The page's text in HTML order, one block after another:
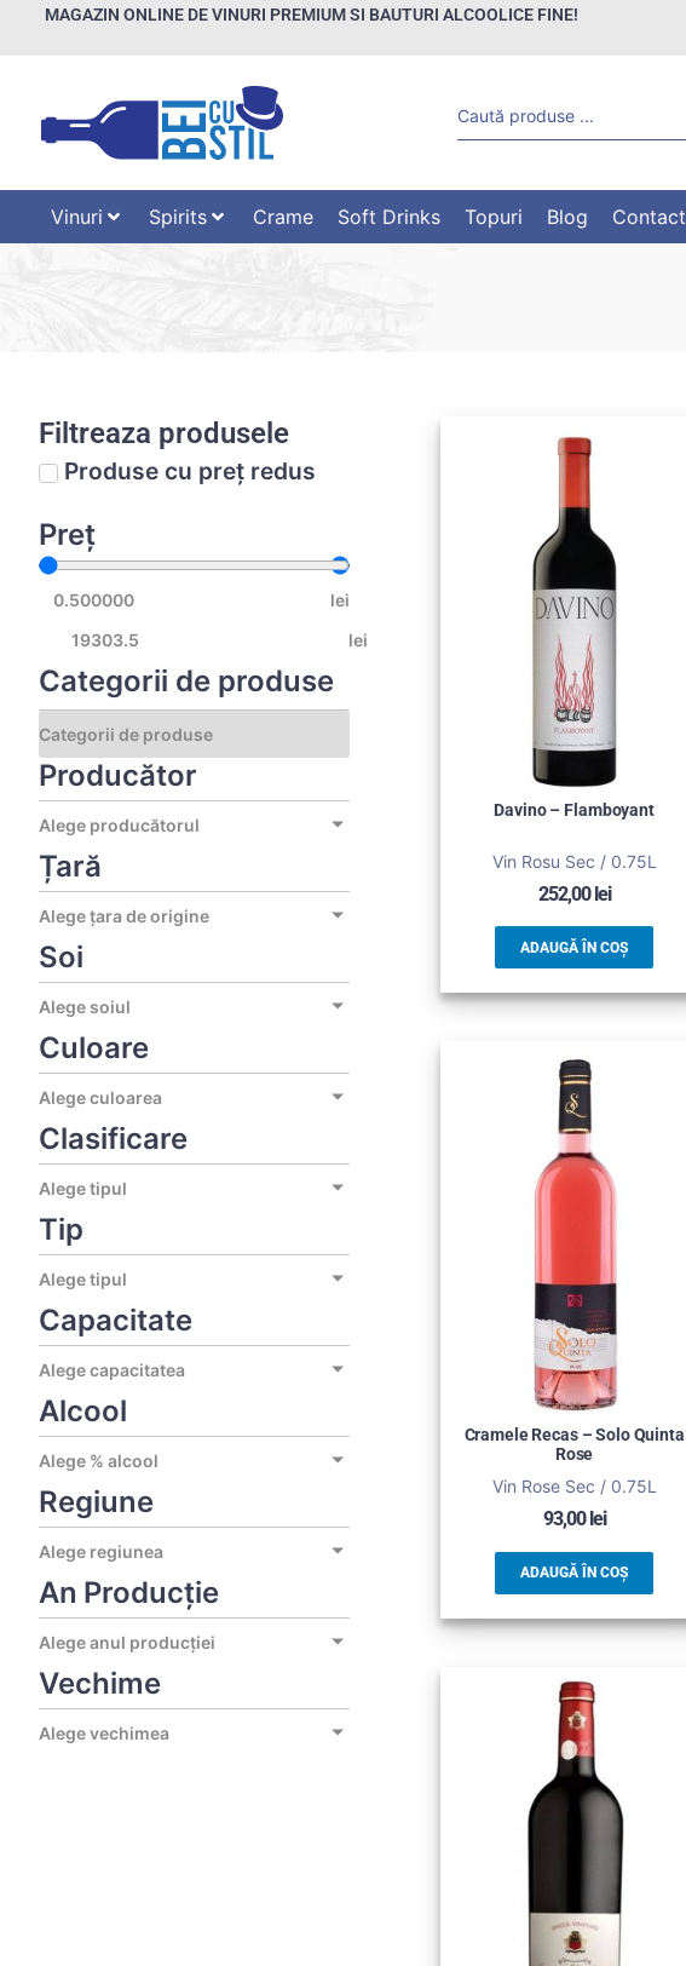
MAGAZIN ONLINE DE VINURI PREMIUM SI BAUTURI ALCOOLICE FINE!
Vinuri Spirits Crame Soft Drinks Topuri Blog Contact
Filtreaza produsele
Produse cu preț redus
Preț
lei
lei
Categorii de produse
Producător
Alege producătorul
Țară
Alege țara de origine
Soi
Alege soiul
Culoare
Alege culoarea
Clasificare
Alege tipul
Tip
Alege tipul
Capacitate
Alege capacitatea
Alcool
Alege % alcool
Regiune
Alege regiunea
An Producție
Alege anul producției
Vechime
Alege vechimea
Davino – Flamboyant
Vin Rosu Sec / 0.75L
252,00lei
ADAUGĂ ÎN COȘ
Cramele Recas – Solo Quinta
Rose
Vin Rose Sec / 0.75L
93,00 lei
ADAUGĂ ÎN COȘ